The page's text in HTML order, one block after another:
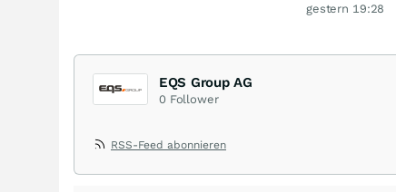
gestern 19:28
EQS Group AG
0 Follower
RSS-Feed abonnieren